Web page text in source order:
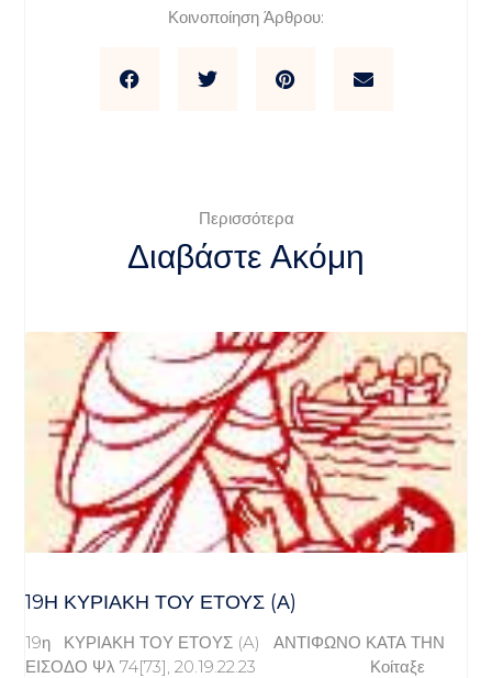
Κοινοποίηση Άρθρου:
Περισσότερα
Διαβάστε Ακόμη
19Η ΚΥΡΙΑΚΉ ΤΟΥ ΈΤΟΥΣ (Α)
19η ΚΥΡΙΑΚΗ ΤΟΥ ΕΤΟΥΣ (A) ΑΝΤΙΦΩΝΟ ΚΑΤΑ ΤΗΝ
ΕΙΣΟΔΟ Ψλ 74[73], 20.19.22.23 Κοίταξε